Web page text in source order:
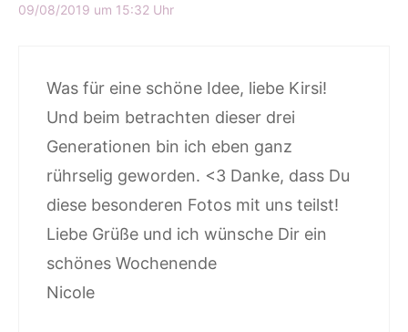
09/08/2019 um 15:32 Uhr
Was für eine schöne Idee, liebe Kirsi!
Und beim betrachten dieser drei
Generationen bin ich eben ganz
rührselig geworden. <3 Danke, dass Du
diese besonderen Fotos mit uns teilst!
Liebe Grüße und ich wünsche Dir ein
schönes Wochenende
Nicole